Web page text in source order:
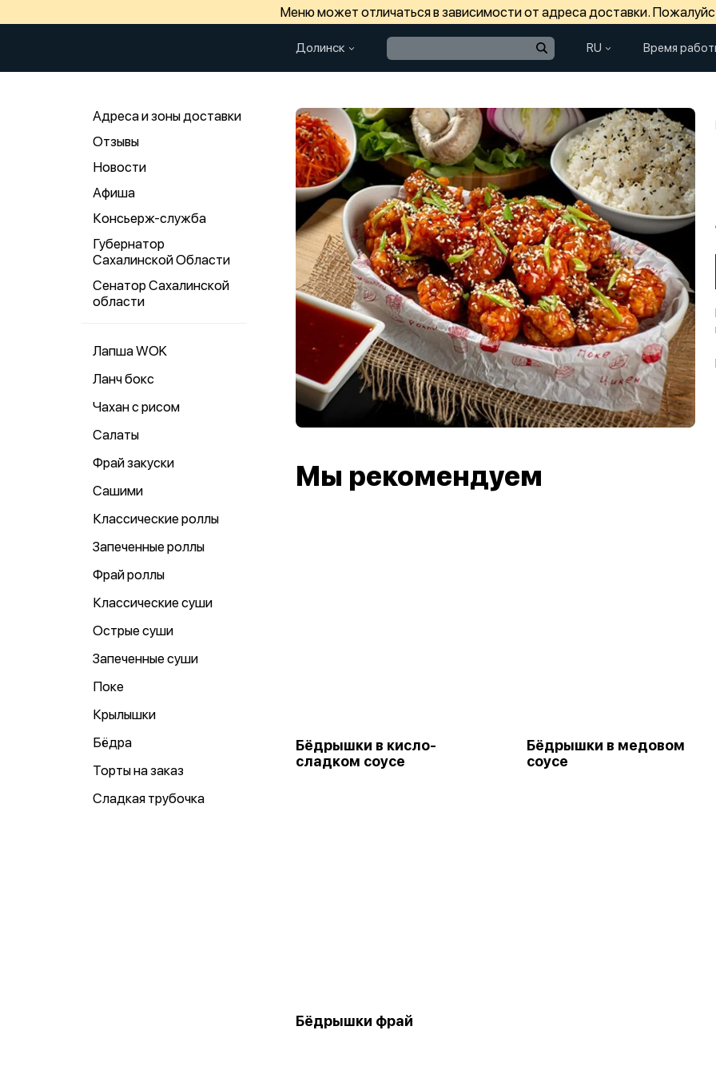
Меню может отличаться в зависимости от адреса доставки.
Долинск RU Время
Адреса и зоны доставки
Отзывы
Новости
Афиша
Консьерж-служба
Губернатор
Сахалинской Области
Сенатор Сахалинской
области
Лапша WOK
Ланч бокс
Чахан с рисом
Салаты
Фрай закуски
Сашими
Классические роллы
Запеченные роллы
Фрай роллы
Классические суши
Острые суши
Запеченные суши
Поке
Крылышки
Бёдра
Торты на заказ
Сладкая трубочка
Мы рекомендуем
Бёдрышки в кисло-
сладком соусе
Бёдрышки в медовом
соусе
Бёдрышки фрай